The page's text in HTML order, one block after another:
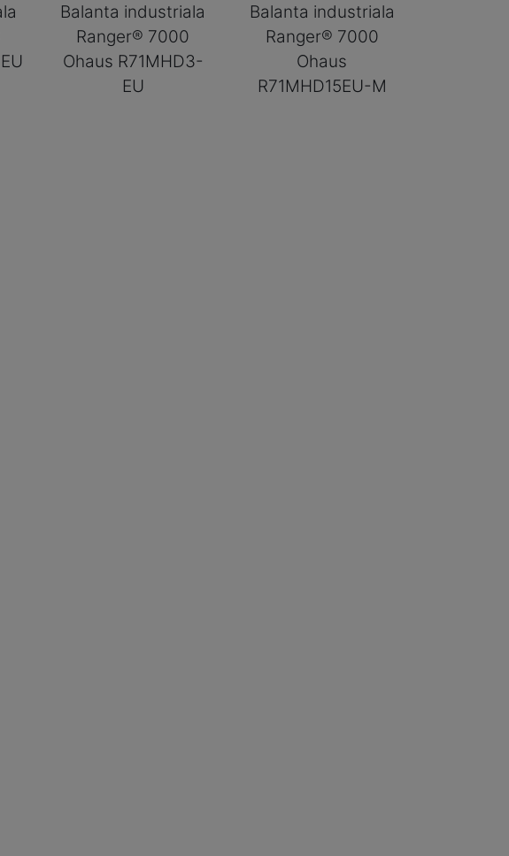
Balanta industriala
Ranger® 7000
Ohaus R71MHD3-
EU
Balanta industriala
Ranger® 7000
Ohaus
R71MHD15EU-M